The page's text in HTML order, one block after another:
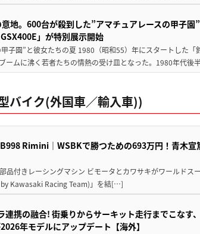
地。600台が殺到した”アマチュアレースの甲子園
」が特別展示開始
子園”と彼女たちの夏 1980（昭和55）年にスタートした「
ームに沸く若者たちの情熱の受け皿となった。1980年代後
バイク(外国車／輸入車))
Rimini｜WSBKで勝つための693万円！青木宣
品付きレーシングマシン ビモータとカワサキがワールドス
Kawasaki Racing Team)」を結[…]
連携の融合! 街乗りからサーキット走行までこなす
年モデルにアップデート【海外】